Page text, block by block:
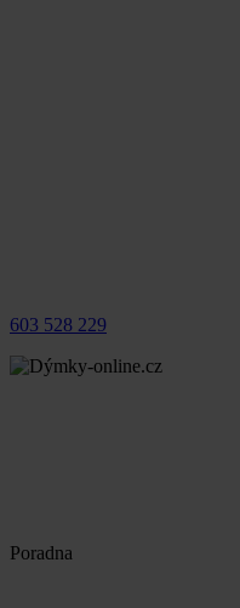
603 528 229
Poradna